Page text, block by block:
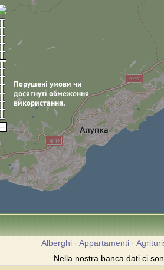
Alberghi · Appartamenti ·
Nella nostra banca dati ci